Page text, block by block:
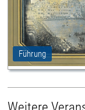
Führung